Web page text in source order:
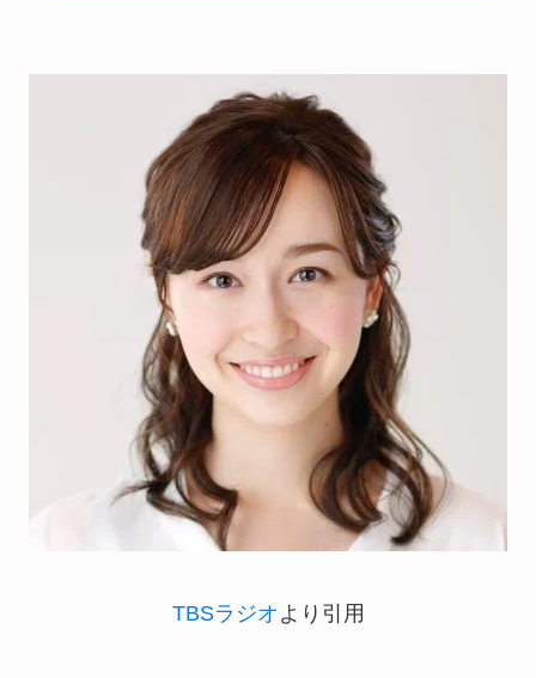
TBSラジオ より引用